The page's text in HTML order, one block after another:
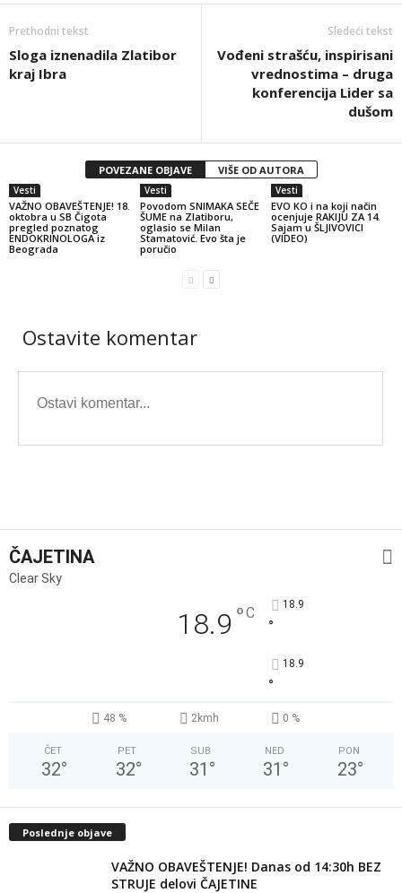
Prethodni tekst
Sloga iznenadila Zlatibor
kraj Ibra
Sledeći tekst
Vođeni strašću, inspirisani
vrednostima – druga
konferencija Lider sa
dušom
POVEZANE OBJAVE VIŠE OD AUTORA
Vesti
VAŽNO OBAVEŠTENJE! 18.
oktobra u SB Čigota
pregled poznatog
ENDOKRINOLOGA iz
Beograda
Vesti
Povodom SNIMAKA SEČE
ŠUME na Zlatiboru,
oglasio se Milan
Stamatović. Evo šta je
poručio
Vesti
EVO KO i na koji način
ocenjuje RAKIJU ZA 14.
Sajam u ŠLJIVOVICI
(VIDEO)
Ostavite komentar
ČAJETINA
Clear Sky
18.9 °C 18.9
°
18.9
°
48 % 2kmh 0 %
ČET
32°
PET
32°
SUB
31 °
NED
31 °
PON
23°
Poslednje objave
VAŽNO OBAVEŠTENJE! Danas od 14:30h BEZ
STRUJE delovi ČAJETINE